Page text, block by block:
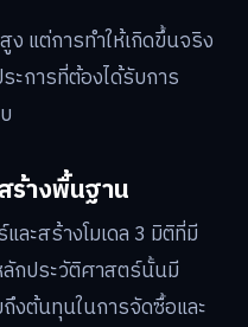
แต่การทำให้เกิดขึ้นจริง
ะการที่ต้องได้รับการ
ร้างพื้นฐาน
ะสร้างโมเดล 3 มิติที่มี
ลักประวัติศาสตร์นั้นมี
งต้นทุนในการจัดซื้อและ